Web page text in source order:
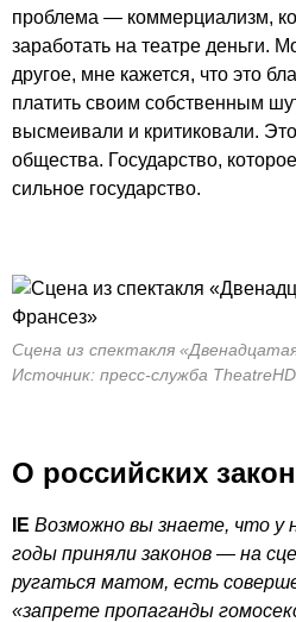
проблема — коммерциализм,
заработать на театре деньги.
другое, мне кажется, что это
платить своим собственным
высмеивали и критиковали.
общества. Государство,
сильное государство.
Сцена из спектакля
Источник: пресс-служба TheatreHD
О российских
IE Возможно вы знаете, что у
годы приняли законов — на
ругаться матом, есть
«запрете пропаганды